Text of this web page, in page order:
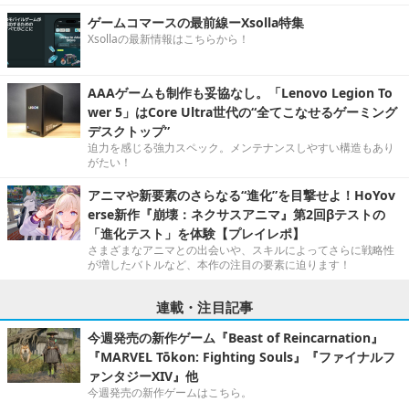
ゲームコマースの最前線ーXsolla特集
Xsollaの最新情報はこちらから！
AAAゲームも制作も妥協なし。「Lenovo Legion To
wer 5」はCore Ultra世代の“全てこなせるゲーミング
デスクトップ”
迫力を感じる強力スペック。メンテナンスしやすい構造もあり
がたい！
アニマや新要素のさらなる“進化”を目撃せよ！HoYov
erse新作『崩壊：ネクサスアニマ』第2回βテストの
「進化テスト」を体験【プレイレポ】
さまざまなアニマとの出会いや、スキルによってさらに戦略性
が増したバトルなど、本作の注目の要素に迫ります！
連載・注目記事
今週発売の新作ゲーム『Beast of Reincarnation』
『MARVEL Tōkon: Fighting Souls』『ファイナルフ
ァンタジーXIV』他
今週発売の新作ゲームはこちら。